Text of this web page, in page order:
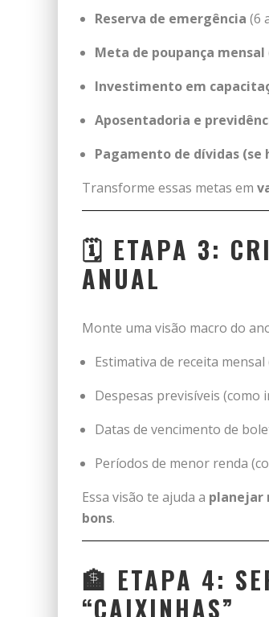
Reserva de emergência (6
Meta de poupança mensal
Investimento em
Aposentadoria e
Pagamento de dívidas (se
Transforme essas metas em
🗓️ ETAPA 3:
ANUAL
Monte uma visão macro do
Estimativa de receita
Despesas previsíveis
Datas de vencimento de
Períodos de menor renda
Essa visão te ajuda a planejar
bons.
🏦 ETAPA 4:
“CAIXINHAS”